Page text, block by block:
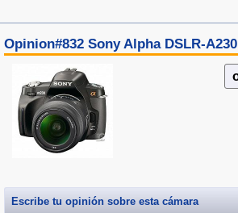
Opinion#832 Sony Alpha DSLR-A230
Escribe tu opinión sobre esta cámara